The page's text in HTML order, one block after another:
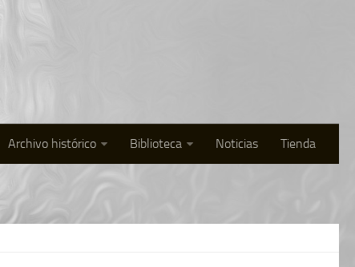
Archivo histórico Biblioteca Noticias Tienda